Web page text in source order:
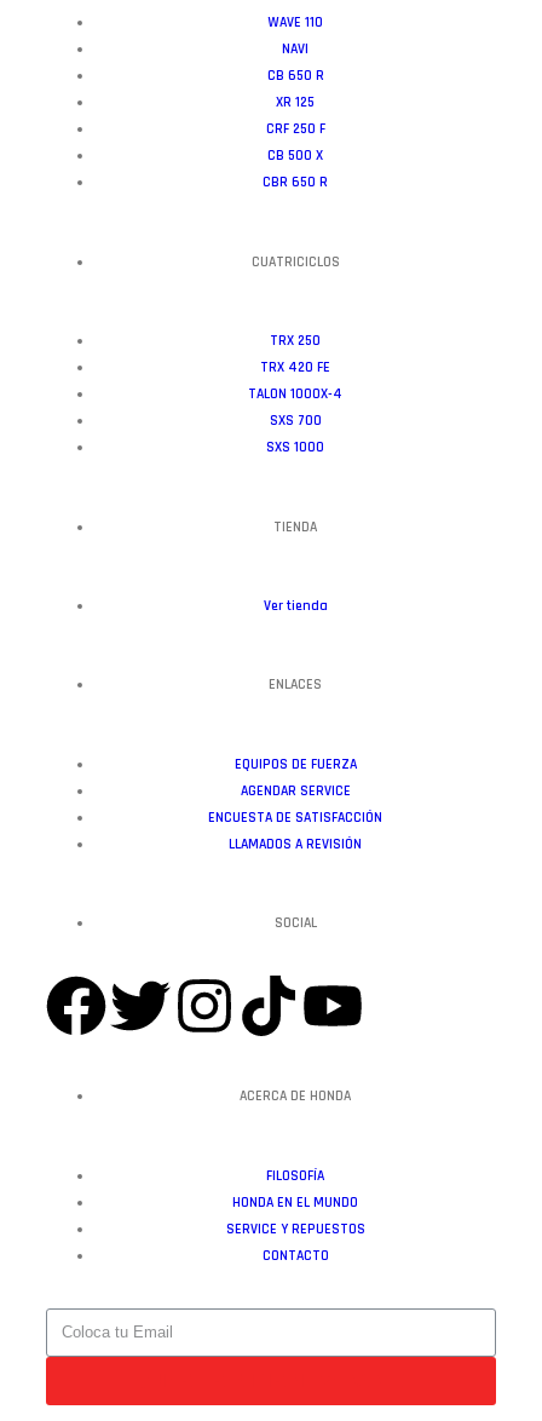
WAVE 110
NAVI
CB 650 R
XR 125
CRF 250 F
CB 500 X
CBR 650 R
CUATRICICLOS
TRX 250
TRX 420 FE
TALON 1000X-4
SXS 700
SXS 1000
TIENDA
Ver tienda
ENLACES
EQUIPOS DE FUERZA
AGENDAR SERVICE
ENCUESTA DE SATISFACCIÓN
LLAMADOS A REVISIÓN
SOCIAL
ACERCA DE HONDA
FILOSOFÍA
HONDA EN EL MUNDO
SERVICE Y REPUESTOS
CONTACTO